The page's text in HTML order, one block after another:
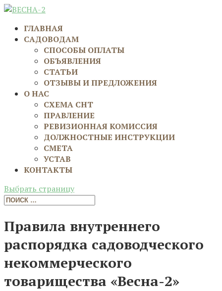
ГЛАВНАЯ
САДОВОДАМ
СПОСОБЫ ОПЛАТЫ
ОБЪЯВЛЕНИЯ
СТАТЬИ
ОТЗЫВЫ И ПРЕДЛОЖЕНИЯ
О НАС
СХЕМА СНТ
ПРАВЛЕНИЕ
РЕВИЗИОННАЯ КОМИССИЯ
ДОЛЖНОСТНЫЕ ИНСТРУКЦИИ
СМЕТА
УСТАВ
КОНТАКТЫ
Выбрать страницу
Правила внутреннего
распорядка садоводческого
некоммерческого
товарищества «Весна-2»